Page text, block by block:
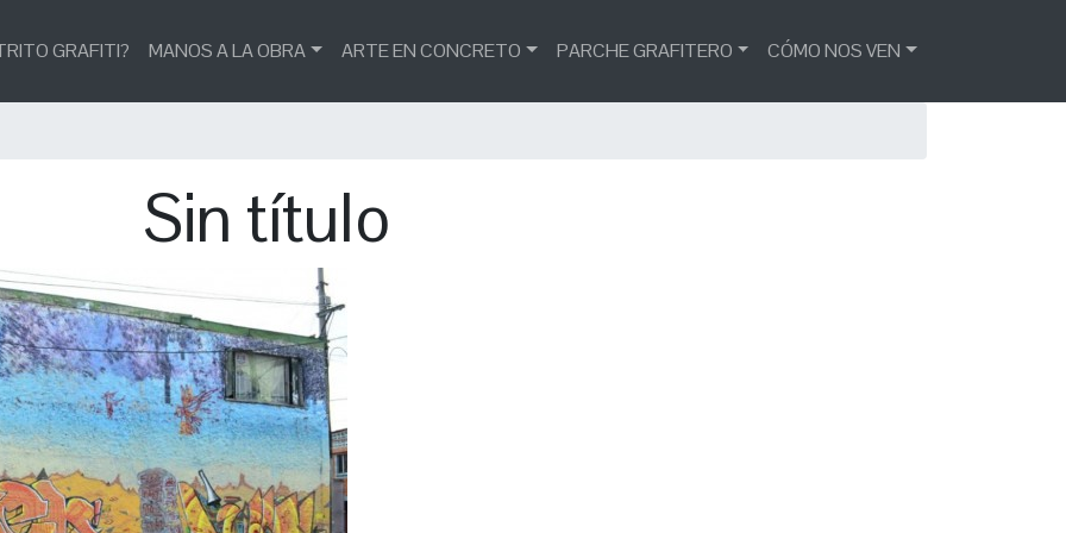
GRAFITI? MANOS A LA OBRA ARTE EN CONCRETO PARCHE GRAFITERO CÓMO NOS VEN
Sin título